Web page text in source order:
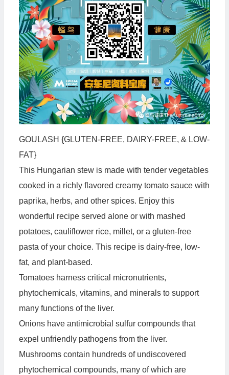
GOULASH {GLUTEN-FREE, DAIRY-FREE, & LOW-
FAT}
This Hungarian stew is made with tender vegetables
cooked in a richly flavored creamy tomato sauce with
paprika, herbs, and other spices. Enjoy this
wonderful recipe served alone or with mashed
potatoes, cauliflower rice, millet, or a gluten-free
pasta of your choice. This recipe is dairy-free, low-
fat, and plant-based.
Tomatoes harness critical micronutrients,
phytochemicals, vitamins, and minerals to support
many functions of the liver.
Onions have antimicrobial sulfur compounds that
expel unfriendly pathogens from the liver.
Mushrooms contain hundreds of undiscovered
phytochemical compounds, many of which are